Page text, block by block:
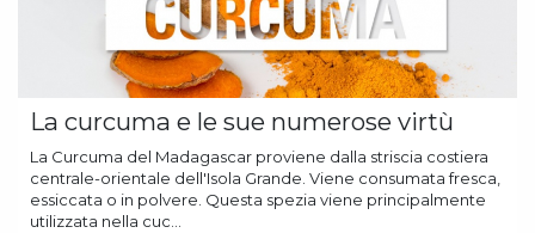
La curcuma e le sue numerose virtù
La Curcuma del Madagascar proviene dalla striscia costiera
centrale-orientale dell'Isola Grande. Viene consumata fresca,
essiccata o in polvere. Questa spezia viene principalmente
utilizzata nella cuc...